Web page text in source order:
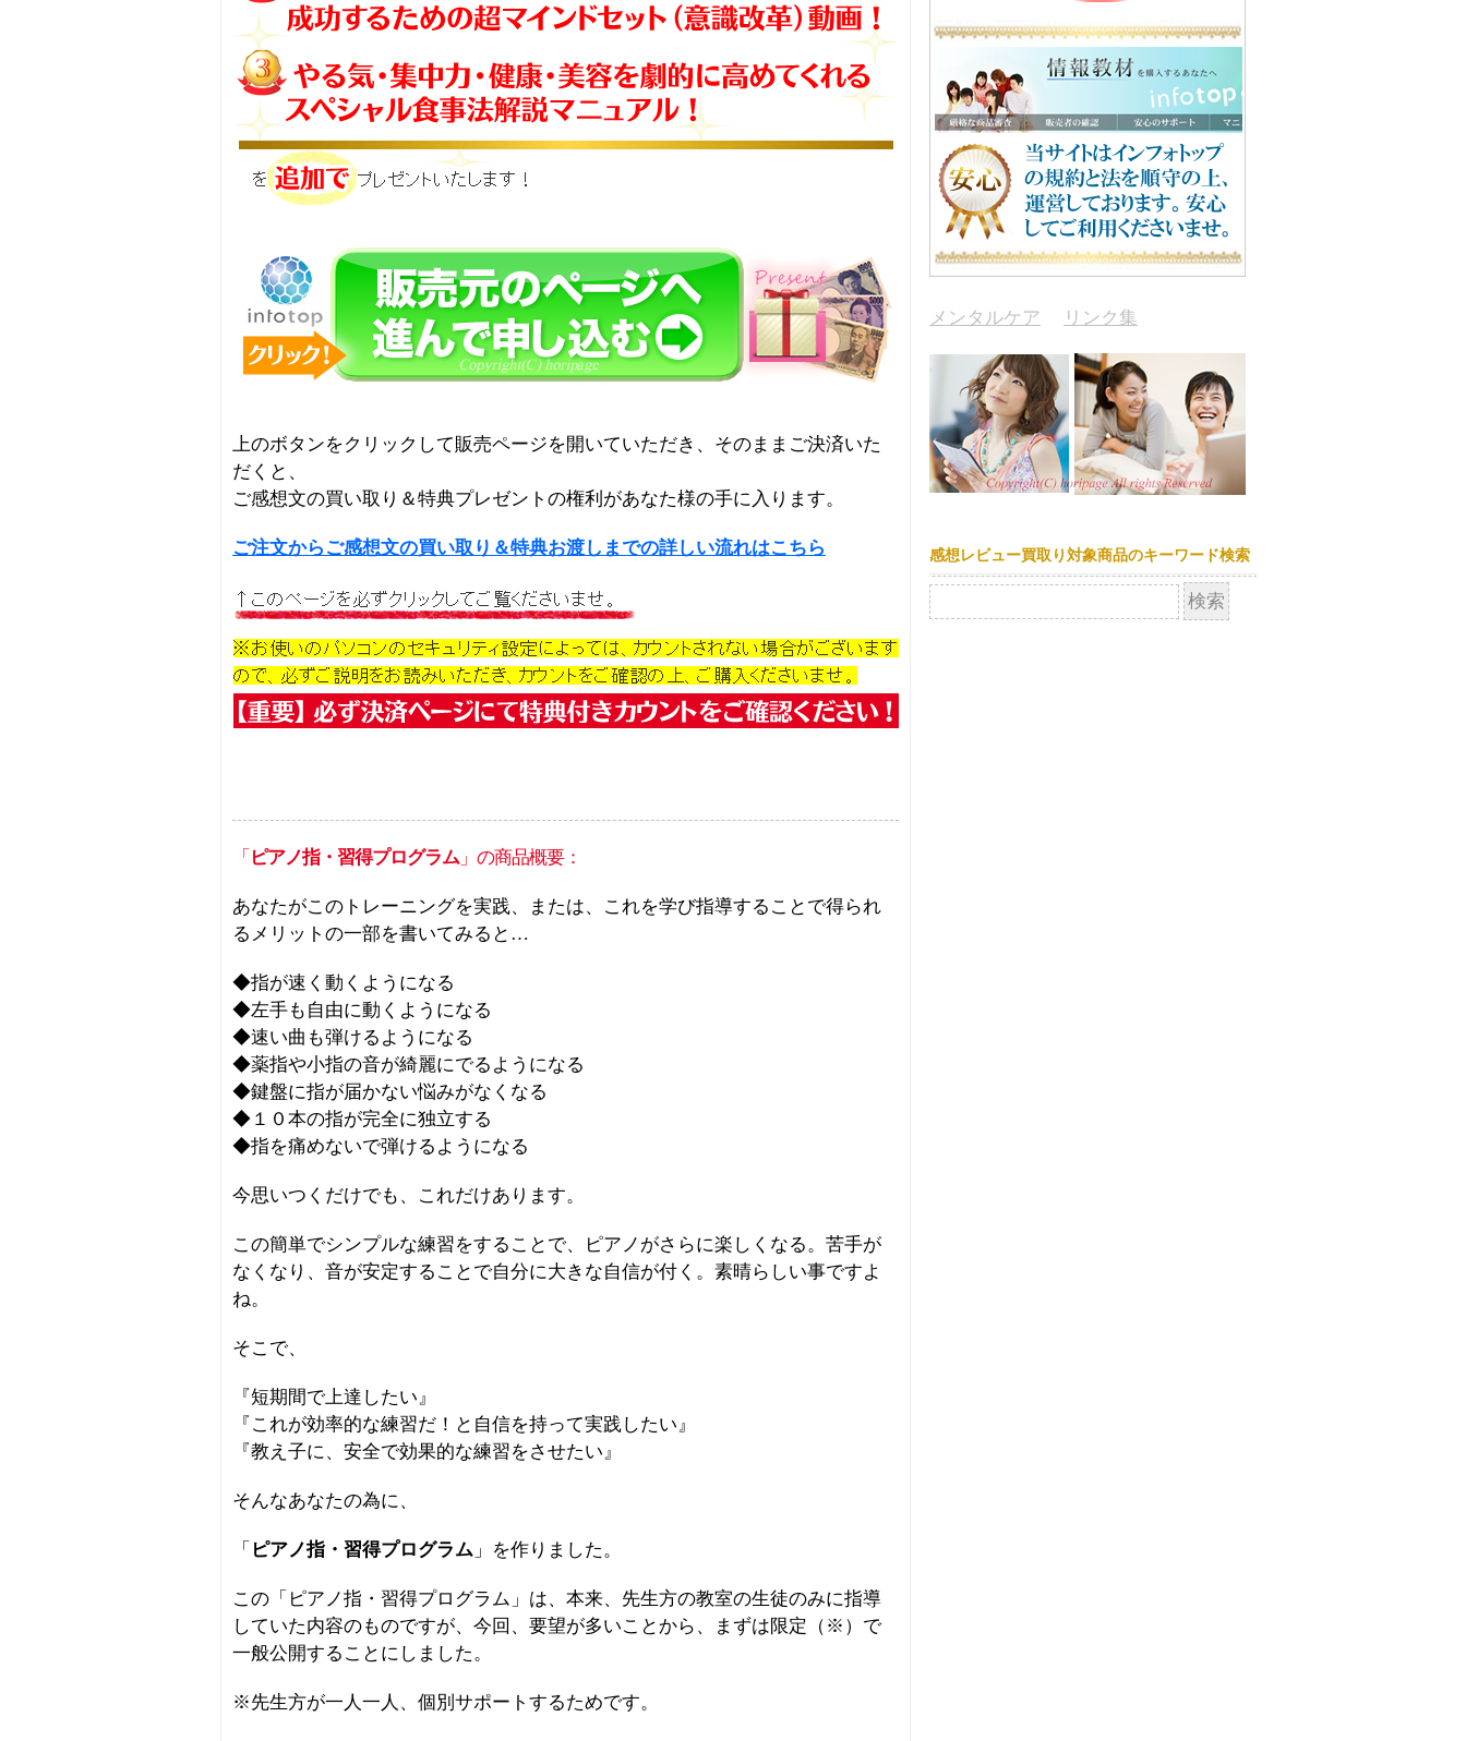
上のボタンをクリックして販売ページを開いていただき、そのままご決済いた
だくと、
ご感想文の買い取り＆特典プレゼントの権利があなた様の手に入ります。
ご注文からご感想文の買い取り＆特典お渡しまでの詳しい流れはこちら
「 ピアノ指・習得プログラム」の商品概要：
あなたがこのトレーニングを実践、または、これを学び指導することで得られ
るメリットの一部を書いてみると…
◆指が速く動くようになる
◆左手も自由に動くようになる
◆速い曲も弾けるようになる
◆薬指や小指の音が綺麗にでるようになる
◆鍵盤に指が届かない悩みがなくなる
◆１０本の指が完全に独立する
◆指を痛めないで弾けるようになる
今思いつくだけでも、これだけあります。
この簡単でシンプルな練習をすることで、ピアノがさらに楽しくなる。苦手が
なくなり、音が安定することで自分に大きな自信が付く。素晴らしい事ですよ
ね。
そこで、
『短期間で上達したい』
『これが効率的な練習だ！と自信を持って実践したい』
『教え子に、安全で効果的な練習をさせたい』
そんなあなたの為に、
「 ピアノ指・習得プログラム 」を作りました。
この「ピアノ指・習得プログラム」は、本来、先生方の教室の生徒のみに指導
していた内容のものですが、今回、要望が多いことから、まずは限定（※）で
一般公開することにしました。
※先生方が一人一人、個別サポートするためです。
メンタルケア リンク集
感想レビュー買取り対象商品のキーワード検索
検索: